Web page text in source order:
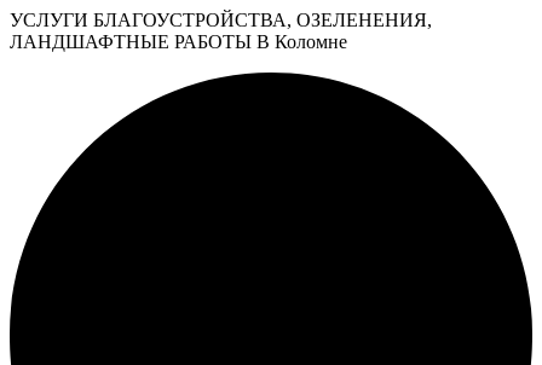
УСЛУГИ БЛАГОУСТРОЙСТВА, ОЗЕЛЕНЕНИЯ,
ЛАНДШАФТНЫЕ РАБОТЫ В Коломне